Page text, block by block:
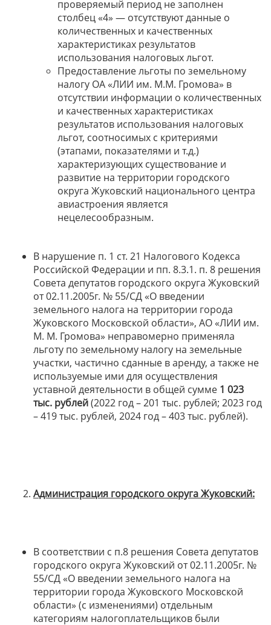
проверяемый период не заполнен
столбец «4» — отсутствуют данные о
количественных и качественных
характеристиках результатов
использования налоговых льгот.
Предоставление льготы по земельному
налогу ОА «ЛИИ им. М.М. Громова» в
отсутствии информации о количественных
и качественных характеристиках
результатов использования налоговых
льгот, соотносимых с критериями
(этапами, показателями и т.д.)
характеризующих существование и
развитие на территории городского
округа Жуковский национального центра
авиастроения является
нецелесообразным.
В нарушение п. 1 ст. 21 Налогового Кодекса
Российской Федерации и пп. 8.3.1. п. 8 решения
Совета депутатов городского округа Жуковский
от 02.11.2005г. № 55/СД «О введении
земельного налога на территории города
Жуковского Московской области», АО «ЛИИ им.
М. М. Громова» неправомерно применяла
льготу по земельному налогу на земельные
участки, частично сданные в аренду, а также не
используемые ими для осуществления
уставной деятельности в общей сумме 1 023
тыс. рублей(2022 год – 201 тыс. рублей; 2023 год
– 419 тыс. рублей, 2024 год – 403 тыс. рублей).
Администрация городского округа Жуковский:
В соответствии с п.8 решения Совета депутатов
городского округа Жуковский от 02.11.2005г. №
55/СД «О введении земельного налога на
территории города Жуковского Московской
области» (с изменениями) отдельным
категориям налогоплательщиков были